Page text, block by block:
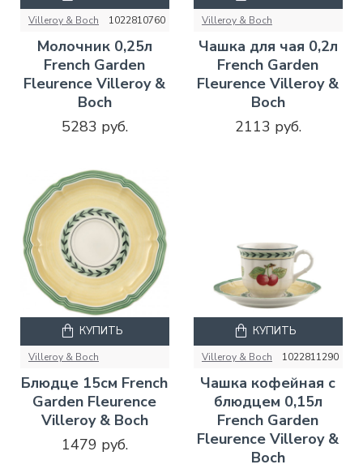
Villeroy & Boch 1022810760
Молочник 0,25л
French Garden
Fleurence Villeroy &
Boch
5283 руб.
Villeroy & Boch
Чашка для чая 0,2л
French Garden
Fleurence Villeroy &
Boch
2113 руб.
Villeroy & Boch
Блюдце 15см French
Garden Fleurence
Villeroy & Boch
1479 руб.
КУПИТЬ
Villeroy & Boch 1022811290
Чашка кофейная с
блюдцем 0,15л
French Garden
Fleurence Villeroy &
Boch
КУПИТЬ